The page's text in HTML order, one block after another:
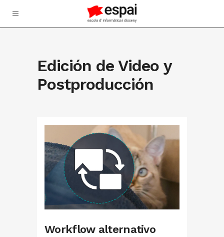
Edición de Video y
Postproducción
Workflow alternativo